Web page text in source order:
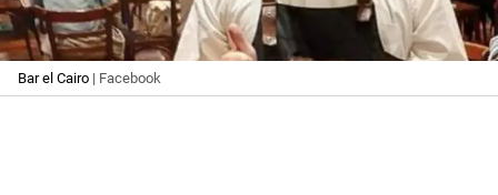
Bar el Cairo | Facebook